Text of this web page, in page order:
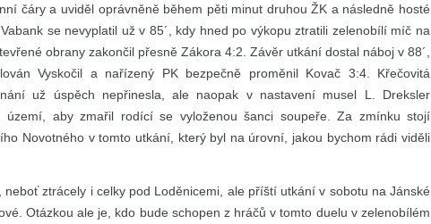
čáry a uviděl oprávněně během pěti minut druhou ŽK a následně hosté
se nevyplatil už v 85´, kdy hned po výkopu ztratili zelenobílí míč na
obrany zakončil přesně Zákora 4:2. Závěr utkání dostal náboj v 88´,
Vyskočil a nařízený PK bezpečně proměnil Kovač 3:4. Křečovitá
už úspěch nepřinesla, ale naopak v nastavení musel L. Dreksler
území, aby zmařil rodící se vyloženou šanci soupeře. Za zmínku stojí
Novotného v tomto utkání, který byl na úrovní, jakou bychom rádi viděli
neboť ztrácely i celky pod Loděnicemi, ale příští utkání v sobotu na Jánské
Otázkou ale je, kdo bude schopen z hráčů v tomto duelu v zelenobílém